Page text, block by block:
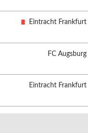
Eintracht Frankfurt
FC Augsburg
Eintracht Frankfurt